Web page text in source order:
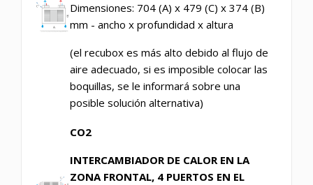
Dimensiones: 704 (A) x 479 (C) x 374 (B)
mm - ancho x profundidad x altura
(el recubox es más alto debido al flujo de
aire adecuado, si es imposible colocar las
boquillas, se le informará sobre una
posible solución alternativa)
CO2
INTERCAMBIADOR DE CALOR EN LA
ZONA FRONTAL, 4 PUERTOS EN EL